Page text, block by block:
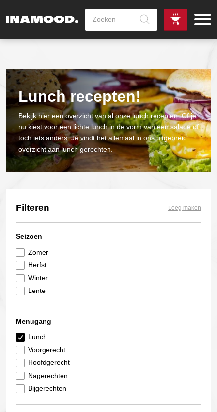
leverdag
mogelijk
vanaf €100,-
Lunch recepten!
Bekijk hier een overzicht van al onze lunch recepten. Of je
nu kiest voor een lichte lunch in de vorm van een salade of
toch iets anders. Je vindt het allemaal in ons uitgebreid
overzicht aan lunch gerechten.
Filteren Leeg maken
Seizoen
Zomer
Herfst
Winter
Lente
Menugang
Lunch
Voorgerecht
Hoofdgerecht
Nagerechten
Bijgerechten